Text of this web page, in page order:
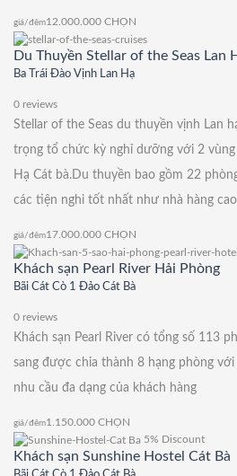
giá/đêm12.000.000 CHỌN
Du Thuyền Stellar of the Seas Lan
Ba Trái Đào Vịnh Lan Hạ
0 reviews
Stellar of the Seas du thuyền vịnh Lan
trọng tổ chức kỳ nghỉ dưỡng với 2 vùng
Hạ Cát bà.Du thuyền bao gồm 22
các tiện nghi tốt nhất như nhà hàng cao
giá/đêm17.000.000 CHỌN
Khách sạn Pearl River Hải Phòng
Bãi Cát Cò 1 Đảo Cát Bà
0 reviews
Khách sạn Pearl River có tổng số 113
sang được chia thành 8 hạng phòng
nhu cầu đa dạng của khách hàng
giá/đêm1.150.000 CHỌN
5% Discount
Khách sạn Sunshine Hostel Cát Bà